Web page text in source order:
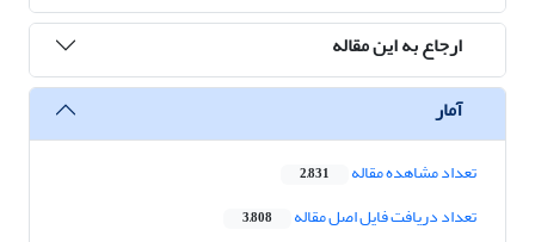
ارجاع به این مقاله
آمار
تعداد مشاهده مقاله 2,831
تعداد دریافت فایل اصل مقاله 3,808